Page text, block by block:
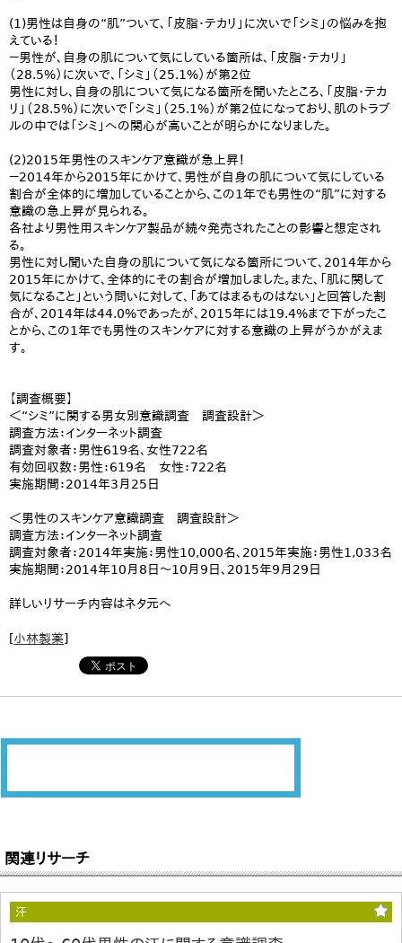
(1)男性は自身の“肌”ついて、「皮脂・テカリ」に次いで「シミ」の悩みを抱
えている！
－男性が、自身の肌について気にしている箇所は、「皮脂・テカリ」
（28.5%）に次いで、「シミ」（25.1%）が第2位
男性に対し、自身の肌について気になる箇所を聞いたところ、「皮脂・テカ
リ」（28.5%）に次いで「シミ」（25.1%）が第2位になっており、肌のトラブ
ルの中では「シミ」への関心が高いことが明らかになりました。
(2)2015年男性のスキンケア意識が急上昇！
－2014年から2015年にかけて、男性が自身の肌について気にしている
割合が全体的に増加していることから、この1年でも男性の“肌”に対する
意識の急上昇が見られる。
各社より男性用スキンケア製品が続々発売されたことの影響と想定され
る。
男性に対し聞いた自身の肌について気になる箇所について、2014年から
2015年にかけて、全体的にその割合が増加しました。また、「肌に関して
気になること」という問いに対して、「あてはまるものはない」と回答した割
合が、2014年は44.0%であったが、2015年には19.4%まで下がったこ
とから、この1年でも男性のスキンケアに対する意識の上昇がうかがえま
す。
【調査概要】
＜“シミ”に関する男女別意識調査 調査設計＞
調査方法：インターネット調査
調査対象者：男性619名、女性722名
有効回収数：男性：619名 女性：722名
実施期間：2014年3月25日
＜男性のスキンケア意識調査 調査設計＞
調査方法：インターネット調査
調査対象者：2014年実施：男性10,000名、2015年実施：男性1,033名
実施期間：2014年10月8日～10月9日、2015年9月29日
詳しいリサーチ内容はネタ元へ
[小林製薬]
関連リサーチ
汗